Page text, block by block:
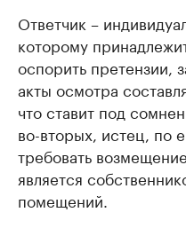
Ответчик –
которому
оспорить претензии,
акты осмотра
что ставит под
во-вторых, истец, по
требовать
является
помещений.